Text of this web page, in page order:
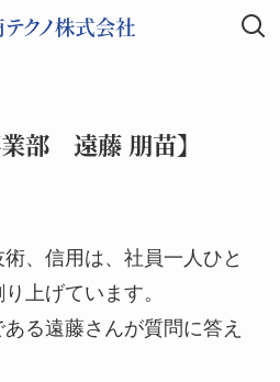
部 遠藤 朋苗】
、信用は、社員一人ひと
上げています。
る遠藤さんが質問に答え